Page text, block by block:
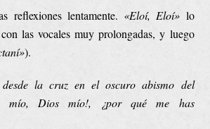
reflexiones lentamente. «Eloí, Eloí» lo
las vocales muy prolongadas, y luego
).
desde la cruz en el oscuro abismo del
mío, Dios mío!, ¿por qué me has